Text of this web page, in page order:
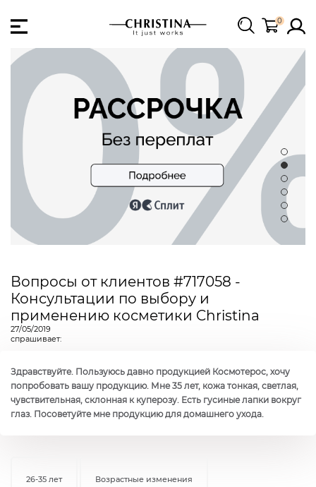
0
Вопросы от клиентов #717058 -
Консультации по выбору и
применению косметики Christina
27/05/2019
спрашивает:
Здравствуйте. Пользуюсь давно продукцией Космотерос, хочу
попробовать вашу продукцию. Мне 35 лет, кожа тонкая, светлая,
чувствительная, склонная к куперозу. Есть гусиные лапки вокруг
глаз. Посоветуйте мне продукцию для домашнего ухода.
26-35 лет Возрастные изменения